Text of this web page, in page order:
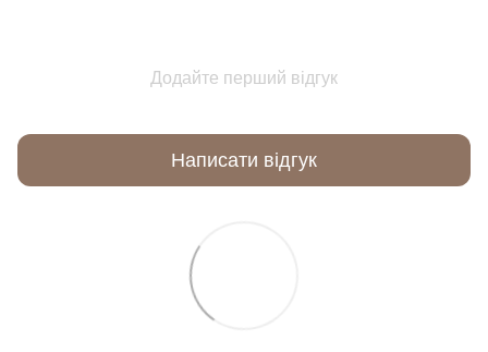
Додайте перший відгук
Написати відгук